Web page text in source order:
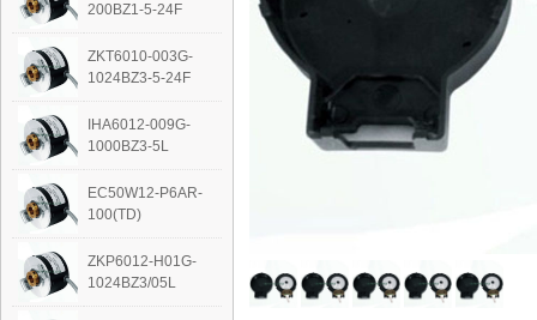
200BZ1-5-24F
ZKT6010-003G-
1024BZ3-5-24F
IHA6012-009G-
1000BZ3-5L
EC50W12-P6AR-
100(TD)
ZKP6012-H01G-
1024BZ3/05L